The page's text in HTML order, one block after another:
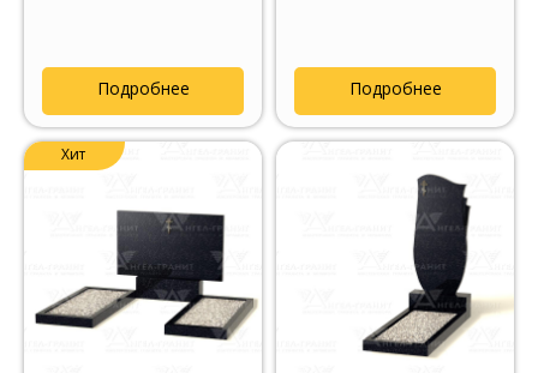
Подробнее Подробнее
Хит